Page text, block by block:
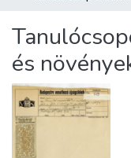
About us
és